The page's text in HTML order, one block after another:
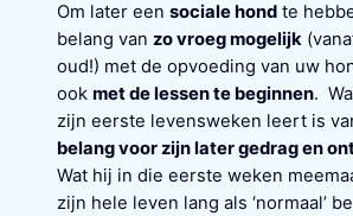
Om later een sociale hond te
belang van zo vroeg mogelijk
oud!) met de opvoeding van uw
ook met de lessen te beginnen.
zijn eerste levensweken leert is
belang voor zijn later gedrag en
Wat hij in die eerste weken
zijn hele leven lang als ‘normaal’